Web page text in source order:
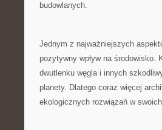
budowlanych.
Jednym‌ z najważniejszych
pozytywny⁣ wpływ na środowisko.
dwutlenku węgla i innych
planety. Dlatego coraz więcej
⁣ekologicznych rozwiązań w